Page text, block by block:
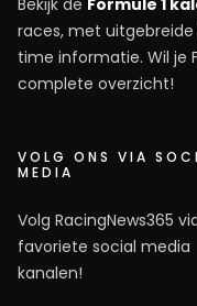
Bekijk de Formule 1
races, met
time informatie. Wil je
complete overzicht!
VOLG ONS VIA
MEDIA
Volg RacingNews365
favoriete social media
kanalen!